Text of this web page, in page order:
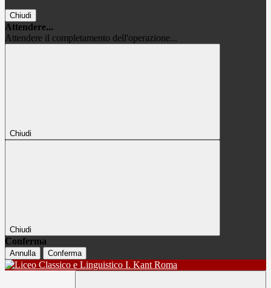
Chiudi
Attendere...
Attendere il completamento dell'operazione...
Chiudi
Chiudi
Conferma
Annulla Conferma